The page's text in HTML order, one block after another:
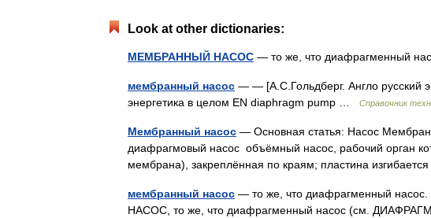
Look at other dictionaries:
МЕМБРАННЫЙ НАСОС — то же, что диафрагменный
мембранный насос — — [А.С.Гольдберг. Англо русский
энергетика в целом EN diaphragm pump …
Справочник
Мембранный насос — Основная статья: Насос
диафрагмовый насос объёмный насос, рабочий орган
мембрана), закреплённая по краям; пластина
мембранный насос — то же, что диафрагменный
НАСОС, то же, что диафрагменный насос (см.